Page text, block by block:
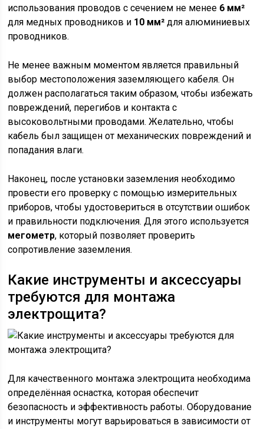
использования проводов с сечением не менее 6 мм²
для медных проводников и 10 мм² для алюминиевых
проводников.
Не менее важным моментом является правильный
выбор местоположения заземляющего кабеля. Он
должен располагаться таким образом, чтобы избежать
повреждений, перегибов и контакта с
высоковольтными проводами. Желательно, чтобы
кабель был защищен от механических повреждений и
попадания влаги.
Наконец, после установки заземления необходимо
провести его проверку с помощью измерительных
приборов, чтобы удостовериться в отсутствии ошибок
и правильности подключения. Для этого используется
мегометр, который позволяет проверить
сопротивление заземления.
Какие инструменты и аксессуары
требуются для монтажа
электрощита?
Для качественного монтажа электрощита необходима
определённая оснастка, которая обеспечит
безопасность и эффективность работы. Оборудование
и инструменты могут варьироваться в зависимости от